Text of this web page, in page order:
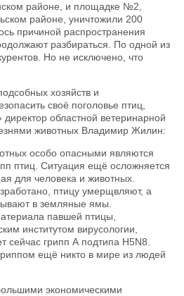
районе, и площадке №2,
районе, уничтожили 200
причиной распространения
разбираться. По одной из
Но не исключено, что
хозяйств и
своё поголовье птиц,
директор областной ветеринарной
животных Владимир Жилин:
особо опасными являются
птиц. Ситуация ещё осложняется
для человека и животных.
птицу умерщвляют, а
в земляные ямы.
павшей птицы,
институтом вирусологии,
сейчас грипп А подтипа Н5N8.
ещё никто в мире из людей
экономическими